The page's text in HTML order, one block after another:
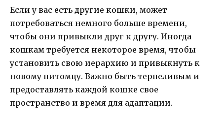
Если у вас есть другие кошки, может
потребоваться немного больше времени,
чтобы они привыкли друг к другу. Иногда
кошкам требуется некоторое время, чтобы
установить свою иерархию и привыкнуть к
новому питомцу. Важно быть терпеливым и
предоставлять каждой кошке свое
пространство и время для адаптации.